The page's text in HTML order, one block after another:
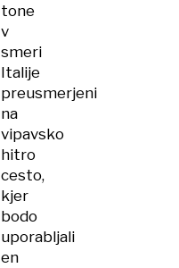
tone
v
smeri
Italije
preusmerjeni
na
vipavsko
hitro
cesto,
kjer
bodo
uporabljali
en